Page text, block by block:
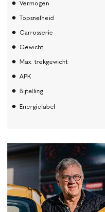
Vermogen
Topsnelheid
Carrosserie
Gewicht
Max. trekgewicht
APK
Bijtelling
Energielabel